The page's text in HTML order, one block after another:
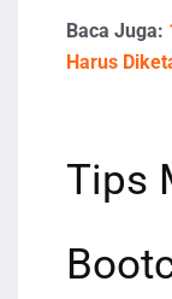
Baca Juga:
Harus
Tips